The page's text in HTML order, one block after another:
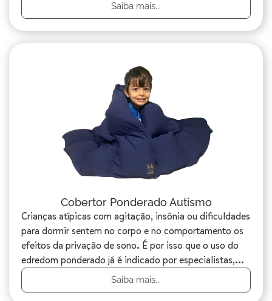
Saiba mais...
Cobertor Ponderado Autismo
Crianças atípicas com agitação, insônia ou dificuldades
para dormir sentem no corpo e no comportamento os
efeitos da privação de sono. É por isso que o uso do
edredom ponderado já é indicado por especialistas,...
Saiba mais...